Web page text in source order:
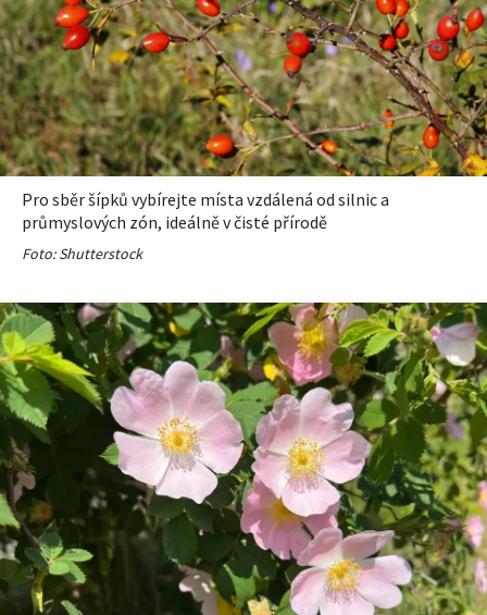
Pro sběr šípků vybírejte místa vzdálená od silnic a
průmyslových zón, ideálně v čisté přírodě
Foto: Shutterstock